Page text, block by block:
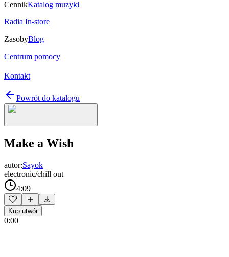
CennikKatalog muzyki
Radia In-store
ZasobyBlog
Centrum pomocy
Kontakt
Powrót do katalogu
Make a Wish
autor:Sayok
electronic/chill out
4:09
Kup utwór
0:00